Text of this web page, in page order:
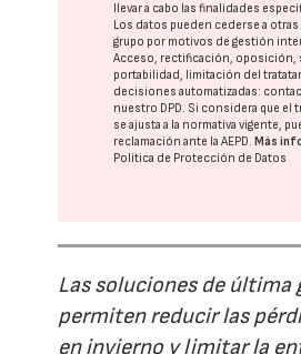
llevar a cabo las finalidades
Los datos pueden cederse a otras
grupo por motivos de gestión
Acceso, rectificación, oposición,
portabilidad, limitación del
decisiones automatizadas:
nuestro DPD. Si considera que el
se ajusta a la normativa vigente,
reclamación ante laAEPD. Más
Política de Protección de Datos
Las soluciones de última
permiten reducir las
en invierno y limitar la